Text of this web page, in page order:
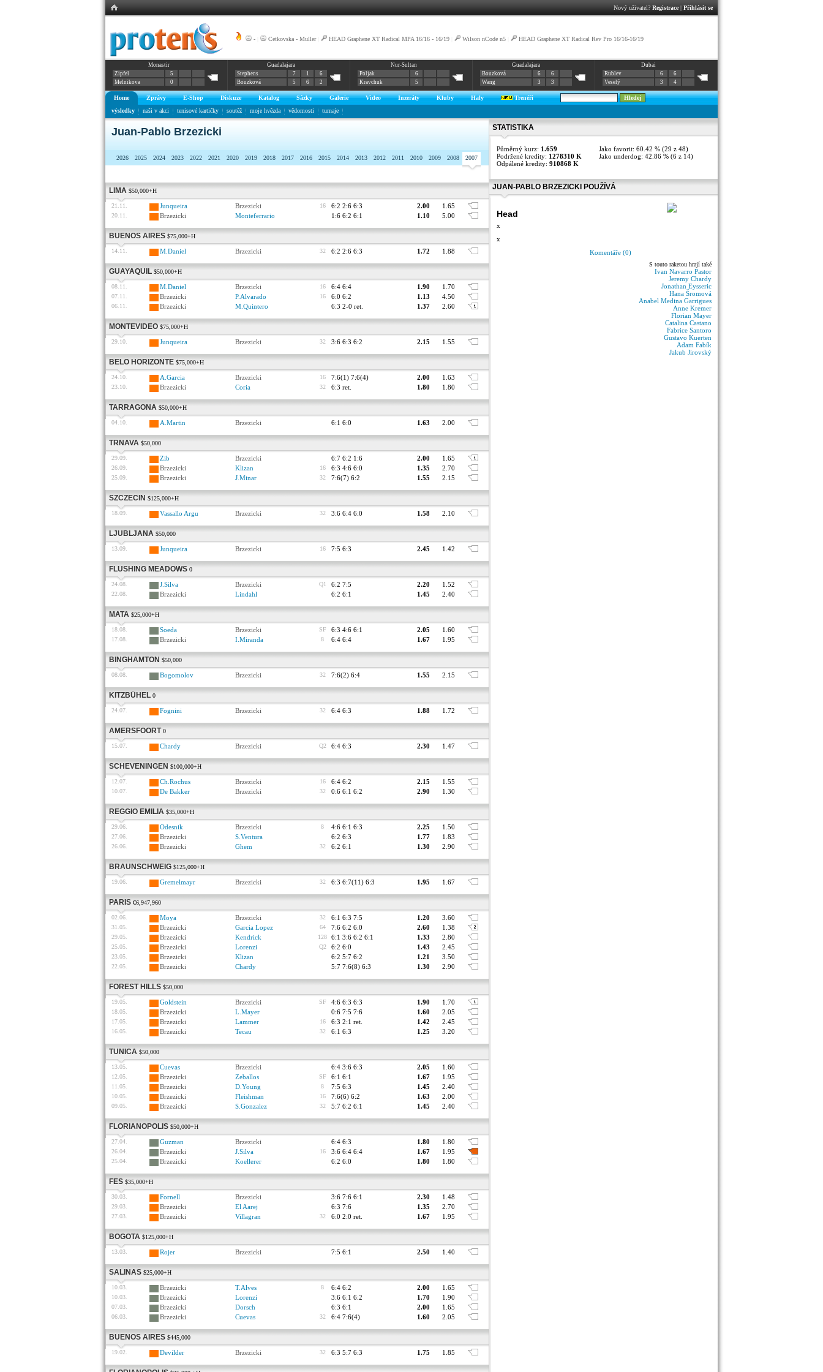
Nový uživatel? Registrace| Přihlásit se
- Cetkovska - Muller| HEAD Graphene XT Radical MPA 16/16 - 16/19 Wilson nCode n5 HEAD Graphene XT Radical Rev Pro 16/16-16/19
Monastir
Zipfel
5
Melnikova
0
Guadalajara
Stephens
7 1
6
Bouzková
5 6 2
Nur-Sultan
Poljak
6
Kravchuk
5
Guadalajara
Bouzková
6
6
Wang
3 3
Dubai
Rublev
6
6
Veselý
3 4
Home Zprávy E-Shop Diskuze Katalog Sázky Galerie Video Inzeráty Kluby Haly
Trenéři
výsledky
naši v akci tenisové kartičky soutěž moje hvězda vědomosti turnaje
Juan-Pablo Brzezicki
2026 2025 2024 2023 2022 2021 2020 2019 2018 2017 2016 2015 2014 2013 2012 2011 2010 2009 2008 2007
LIMA $50,000+H
21.11. Junqueira Brzezicki 16 6:2 2:6 6:3 2.00 1.65
20.11. Brzezicki Monteferrario 1:6 6:2 6:1 1.10 5.00
BUENOS AIRES $75,000+H
14.11. M.Daniel Brzezicki 32 6:2 2:6 6:3 1.72 1.88
GUAYAQUIL $50,000+H
08.11. M.Daniel Brzezicki 16 6:4 6:4 1.90 1.70
07.11. Brzezicki P.Alvarado 16 6:0 6:2 1.13 4.50
06.11. Brzezicki M.Quintero 6:3 2-0 ret. 1.37 2.60
MONTEVIDEO $75,000+H
29.10. Junqueira Brzezicki 32 3:6 6:3 6:2 2.15 1.55
BELO HORIZONTE $75,000+H
24.10. A.Garcia Brzezicki 16 7:6(1) 7:6(4) 2.00 1.63
23.10. Brzezicki Coria 32 6:3 ret. 1.80 1.80
TARRAGONA $50,000+H
04.10. A.Martin Brzezicki 6:1 6:0 1.63 2.00
TRNAVA $50,000
29.09. Zib Brzezicki 6:7 6:2 1:6 2.00 1.65
26.09. Brzezicki Klizan 16 6:3 4:6 6:0 1.35 2.70
25.09. Brzezicki J.Minar 32 7:6(7) 6:2 1.55 2.15
SZCZECIN $125,000+H
18.09. Vassallo Argu Brzezicki 32 3:6 6:4 6:0 1.58 2.10
LJUBLJANA $50,000
13.09. Junqueira Brzezicki 16 7:5 6:3 2.45 1.42
FLUSHING MEADOWS 0
24.08. J.Silva Brzezicki Q1 6:2 7:5 2.20 1.52
22.08. Brzezicki Lindahl 6:2 6:1 1.45 2.40
MATA $25,000+H
18.08. Soeda Brzezicki SF 6:3 4:6 6:1 2.05 1.60
17.08. Brzezicki I.Miranda 8 6:4 6:4 1.67 1.95
BINGHAMTON $50,000
08.08. Bogomolov Brzezicki 32 7:6(2) 6:4 1.55 2.15
KITZBÜHEL 0
24.07. Fognini Brzezicki 32 6:4 6:3 1.88 1.72
AMERSFOORT 0
15.07. Chardy Brzezicki Q2 6:4 6:3 2.30 1.47
SCHEVENINGEN $100,000+H
12.07. Ch.Rochus Brzezicki 16 6:4 6:2 2.15 1.55
10.07. De Bakker Brzezicki 32 0:6 6:1 6:2 2.90 1.30
REGGIO EMILIA $35,000+H
29.06. Odesnik Brzezicki 8 4:6 6:1 6:3 2.25 1.50
27.06. Brzezicki S.Ventura 6:2 6:3 1.77 1.83
26.06. Brzezicki Ghem 32 6:2 6:1 1.30 2.90
BRAUNSCHWEIG $125,000+H
19.06. Gremelmayr Brzezicki 32 6:3 6:7(11) 6:3 1.95 1.67
PARIS €6,947,960
02.06. Moya Brzezicki 32 6:1 6:3 7:5 1.20 3.60
31.05. Brzezicki Garcia Lopez 64 7:6 6:2 6:0 2.60 1.38
29.05. Brzezicki Kendrick 128 6:1 3:6 6:2 6:1 1.33 2.80
25.05. Brzezicki Lorenzi Q2 6:2 6:0 1.43 2.45
23.05. Brzezicki Klizan 6:2 5:7 6:2 1.21 3.50
22.05. Brzezicki Chardy 5:7 7:6(8) 6:3 1.30 2.90
FOREST HILLS $50,000
19.05. Goldstein Brzezicki SF 4:6 6:3 6:3 1.90 1.70
18.05. Brzezicki L.Mayer 0:6 7:5 7:6 1.60 2.05
17.05. Brzezicki Lammer 16 6:3 2:1 ret. 1.42 2.45
16.05. Brzezicki Tecau 32 6:1 6:3 1.25 3.20
TUNICA $50,000
13.05. Cuevas Brzezicki 6:4 3:6 6:3 2.05 1.60
12.05. Brzezicki Zeballos SF 6:1 6:1 1.67 1.95
11.05. Brzezicki D.Young 8 7:5 6:3 1.45 2.40
10.05. Brzezicki Fleishman 16 7:6(6) 6:2 1.63 2.00
09.05. Brzezicki S.Gonzalez 32 5:7 6:2 6:1 1.45 2.40
FLORIANOPOLIS $50,000+H
27.04. Guzman Brzezicki 6:4 6:3 1.80 1.80
26.04. Brzezicki J.Silva 16 3:6 6:4 6:4 1.67 1.95
25.04. Brzezicki Koellerer 6:2 6:0 1.80 1.80
FES $35,000+H
30.03. Fornell Brzezicki 3:6 7:6 6:1 2.30 1.48
29.03. Brzezicki El Aarej 6:3 7:6 1.35 2.70
27.03. Brzezicki Villagran 32 6:0 2:0 ret. 1.67 1.95
BOGOTA $125,000+H
13.03. Rojer Brzezicki 7:5 6:1 2.50 1.40
SALINAS $25,000+H
10.03. Brzezicki T.Alves 8 6:4 6:2 2.00 1.65
10.03. Brzezicki Lorenzi 3:6 6:1 6:2 1.70 1.90
07.03. Brzezicki Dorsch 6:3 6:1 2.00 1.65
06.03. Brzezicki Cuevas 32 6:4 7:6(4) 1.60 2.05
BUENOS AIRES $445,000
19.02. Devilder Brzezicki 32 6:3 5:7 6:3 1.75 1.85
STATISTIKA
Půměrný kurz: 1.659
Podržené kredity: 1278310 K
Odpálené kredity: 910868 K
Jako favorit: 60.42 % (29 z 48)
Jako underdog: 42.86 % (6 z 14)
JUAN-PABLO BRZEZICKI POUŽÍVÁ
Head
x
x
Komentáře (0)
S touto raketou hrají také
Ivan Navarro Pastor
Jeremy Chardy
Jonathan Eysseric
Hana Šromová
Anabel Medina Garrigues
Anne Kremer
Florian Mayer
Catalina Castano
Fabrice Santoro
Gustavo Kuerten
Adam Fabík
Jakub Jirovský